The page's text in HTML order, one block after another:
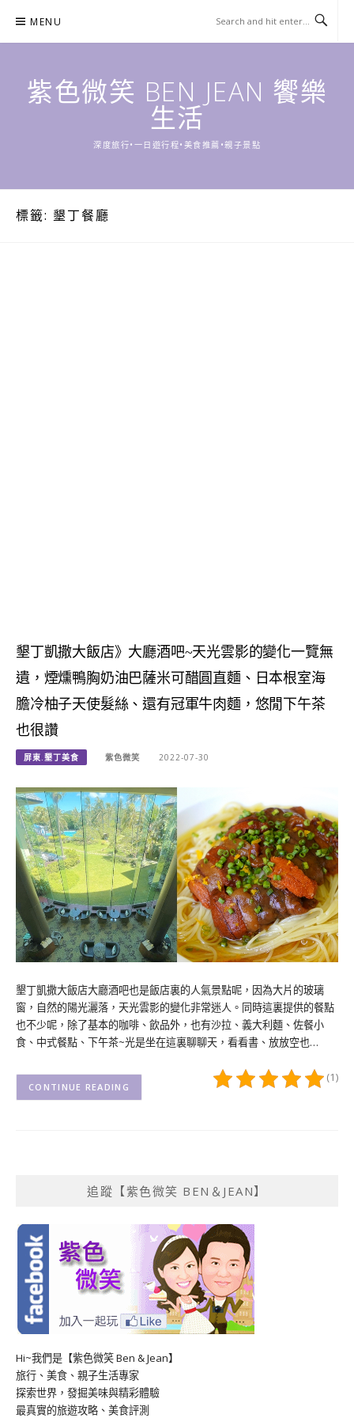
content
MENU
紫色微笑 BEN JEAN 饗樂
生活
深度旅行•一日遊行程•美食推薦•親子景點
標籤: 墾丁餐廳
墾丁凱撒大飯店》大廳酒吧~天光雲影的變化一覽無
遺，煙燻鴨胸奶油巴薩米可醋圓直麵、日本根室海
膽冷柚子天使髮絲、還有冠軍牛肉麵，悠閒下午茶
也很讚
屏東.墾丁美食 紫色微笑 2022-07-30
墾丁凱撒大飯店大廳酒吧也是飯店裏的人氣景點呢，因為大片的玻璃
窗，自然的陽光灑落，天光雲影的變化非常迷人。同時這裏提供的餐點
也不少呢，除了基本的咖啡、飲品外，也有沙拉、義大利麵、佐餐小
食、中式餐點、下午茶~光是坐在這裏聊聊天，看看書、放放空也…
(1)
CONTINUE READING
追蹤【紫色微笑 BEN＆JEAN】
Hi~我們是【紫色微笑 Ben & Jean】
旅行、美食、親子生活專家
探索世界，發掘美味與精彩體驗
最真實的旅遊攻略、美食評測